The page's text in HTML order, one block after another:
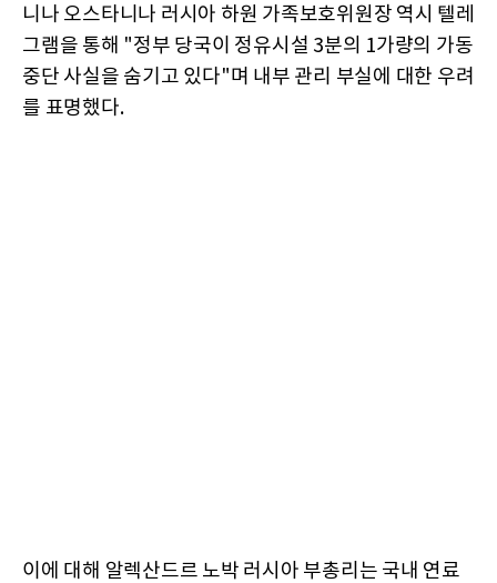
니나 오스타니나 러시아 하원 가족보호위원장 역시 텔레
그램을 통해 "정부 당국이 정유시설 3분의 1가량의 가동
중단 사실을 숨기고 있다"며 내부 관리 부실에 대한 우려
를 표명했다.
이에 대해 알렉산드르 노박 러시아 부총리는 국내 연료